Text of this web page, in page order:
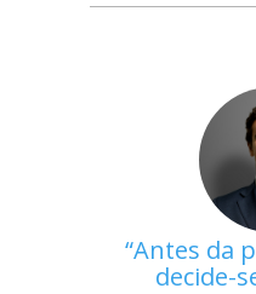
Antes da
decide-